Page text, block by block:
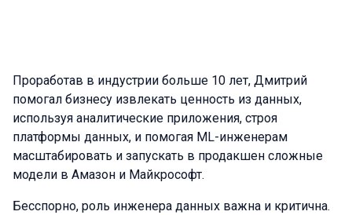
Проработав в индустрии больше 10 лет, Дмитрий
помогал бизнесу извлекать ценность из данных,
используя аналитические приложения, строя
платформы данных, и помогая ML-инженерам
масштабировать и запускать в продакшен сложные
модели в Амазон и Майкрософт.
Бесспорно, роль инженера данных важна и критична.